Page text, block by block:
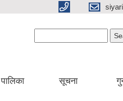
पालिका सूचना